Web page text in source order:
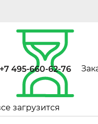
загрузится
+7 495-660-62-76